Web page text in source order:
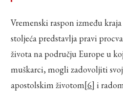
Vremenski raspon između
stoljeća predstavlja pravi
života na području Europe u
muškarci, mogli zadovoljiti
apostolskim životom[6] i